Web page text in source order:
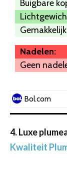
Buigbare
Nadelen:
Geen
Bol.com
4. Luxe
Kwaliteit